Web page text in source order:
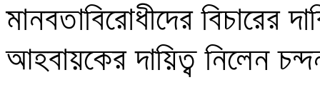
মানবতাবিরোধীদের বিচারের
আহবায়কের দায়িত্ব নিলেন